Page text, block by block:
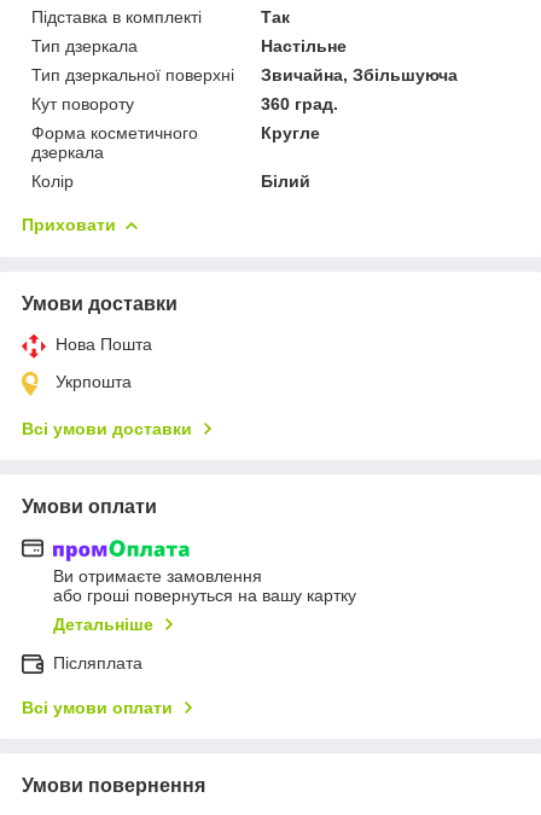
Підставка в комплекті
Так
Тип дзеркала
Настільне
Тип дзеркальної поверхні
Звичайна, Збільшуюча
Кут повороту
360 град.
Форма косметичного
дзеркала
Кругле
Колір Білий
Приховати
Умови доставки
Нова Пошта
Укрпошта
Всі умови доставки
Умови оплати
Ви отримаєте замовлення
або гроші повернуться на вашу картку
Детальніше
Післяплата
Всі умови оплати
Умови повернення